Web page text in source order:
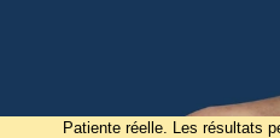
Patiente réelle. Les résultats